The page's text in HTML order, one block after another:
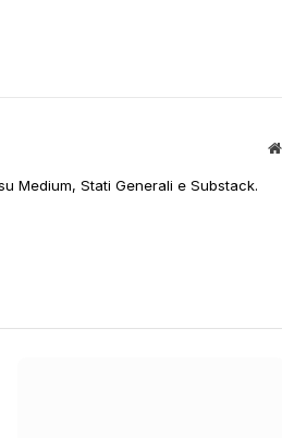
Medium, Stati Generali e Substack.